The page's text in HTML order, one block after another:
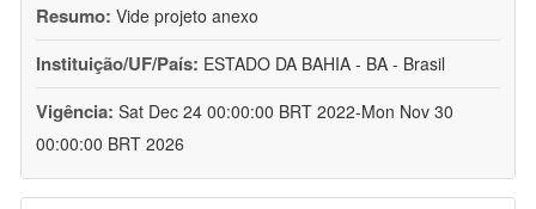
Resumo: Vide projeto anexo
Instituição/UF/País: ESTADO DA BAHIA - BA - Brasil
Vigência: Sat Dec 24 00:00:00 BRT 2022-Mon Nov 30
00:00:00 BRT 2026